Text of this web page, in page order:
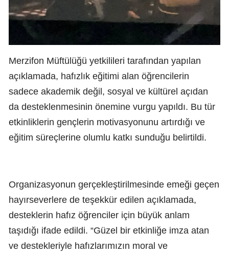
Merzifon Müftülüğü yetkilileri tarafından yapılan
açıklamada, hafızlık eğitimi alan öğrencilerin
sadece akademik değil, sosyal ve kültürel açıdan
da desteklenmesinin önemine vurgu yapıldı. Bu tür
etkinliklerin gençlerin motivasyonunu artırdığı ve
eğitim süreçlerine olumlu katkı sunduğu belirtildi.
Organizasyonun gerçekleştirilmesinde emeği geçen
hayırseverlere de teşekkür edilen açıklamada,
desteklerin hafız öğrenciler için büyük anlam
taşıdığı ifade edildi. “Güzel bir etkinliğe imza atan
ve destekleriyle hafızlarımızın moral ve